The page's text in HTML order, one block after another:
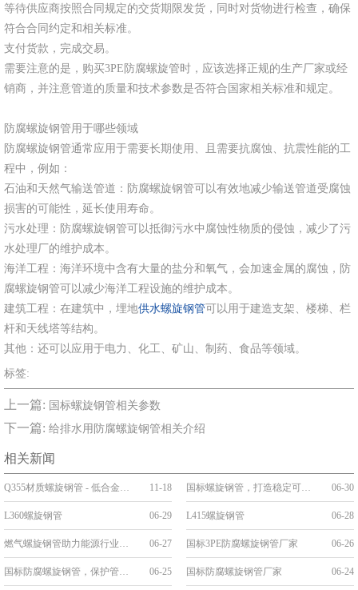
等待供应商按照合同规定的交货期限发货，同时对货物进行检查，确保
符合合同约定和相关标准。
支付货款，完成交易。
需要注意的是，购买3PE防腐螺旋管时，应该选择正规的生产厂家或经
销商，并注意管道的质量和技术参数是否符合国家相关标准和规定。
防腐螺旋钢管用于哪些领域
防腐螺旋钢管通常应用于需要长期使用、且需要抗腐蚀、抗震性能的工
程中，例如：
石油和天然气输送管道：防腐螺旋钢管可以有效地减少输送管道受腐蚀
损害的可能性，延长使用寿命。
污水处理：防腐螺旋钢管可以抵御污水中腐蚀性物质的侵蚀，减少了污
水处理厂的维护成本。
海洋工程：海洋环境中含有大量的盐分和氧气，会加速金属的腐蚀，防
腐螺旋钢管可以减少海洋工程设施的维护成本。
建筑工程：在建筑中，埋地供水螺旋钢管可以用于建造支架、楼梯、栏
杆和天线塔等结构。
其他：还可以应用于电力、化工、矿山、制药、食品等领域。
标签:
上一篇: 国标螺旋钢管相关参数
下一篇: 给排水用防腐螺旋钢管相关介绍
相关新闻
Q355材质螺旋钢管 - 低合金高强度工程优选管道 11-18 国标螺旋钢管，打造稳定可靠的管道工程 06-30
L360螺旋钢管 06-29 L415螺旋钢管 06-28
燃气螺旋钢管助力能源行业发展 06-27 国标3PE防腐螺旋钢管厂家 06-26
国标防腐螺旋钢管，保护管道安全，延长使用寿命 06-25 国标防腐螺旋钢管厂家 06-24